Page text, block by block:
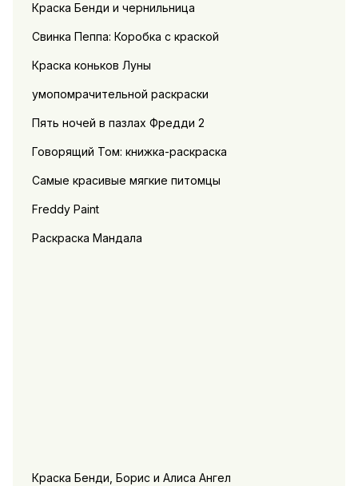
Краска Бенди и чернильница
Свинка Пеппа: Коробка с краской
Краска коньков Луны
умопомрачительной раскраски
Пять ночей в пазлах Фредди 2
Говорящий Том: книжка-раскраска
Самые красивые мягкие питомцы
Freddy Paint
Раскраска Мандала
Краска Бенди, Борис и Алиса Ангел